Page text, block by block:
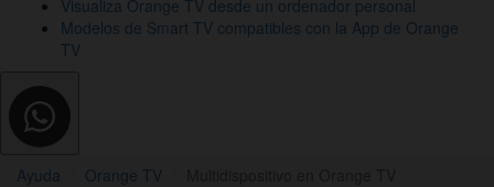
Visualiza Orange TV desde un ordenador personal
Modelos de Smart TV compatibles con la App de Orange
TV
Ayuda Orange TV